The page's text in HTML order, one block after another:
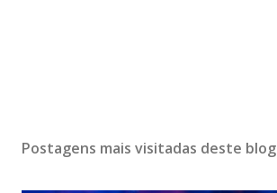
Postagens mais visitadas deste blog